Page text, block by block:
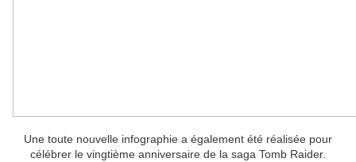
Une toute nouvelle infographie a également été réalisée pour
célébrer le vingtième anniversaire de la saga Tomb Raider.